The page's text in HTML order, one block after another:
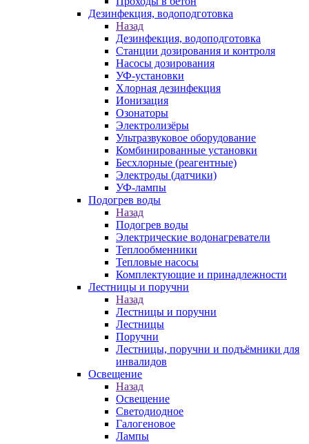
Дезинфекция, водоподготовка
Назад
Дезинфекция, водоподготовка
Станции дозирования и контроля
Насосы дозирования
УФ-установки
Хлорная дезинфекция
Ионизация
Озонаторы
Электролизёры
Ультразвуковое оборудование
Комбинированные установки
Бесхлорные (реагентные)
Электроды (датчики)
УФ-лампы
Подогрев воды
Назад
Подогрев воды
Электрические водонагреватели
Теплообменники
Тепловые насосы
Комплектующие и принадлежности
Лестницы и поручни
Назад
Лестницы и поручни
Лестницы
Поручни
Лестницы, поручни и подъёмники для
инвалидов
Освещение
Назад
Освещение
Светодиодное
Галогеновое
Лампы